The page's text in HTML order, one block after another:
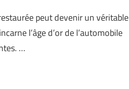
peut devenir un véritable
l’âge d’or de l’automobile
…